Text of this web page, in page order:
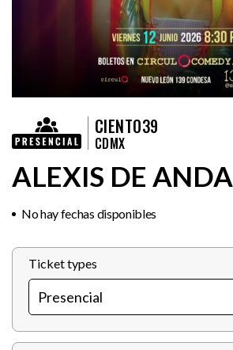
CIENTO39
CDMX
ALEXIS DE ANDA
No hay fechas disponibles
Ticket types